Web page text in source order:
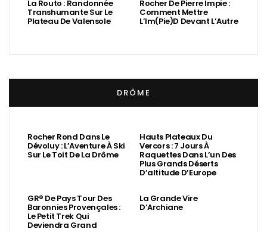
Tour Du Lac D’Esparron :
Un Trek Les Pieds Dans
Plateau De Valensole L’Im(Pie)d Devant L’Autre
DRÔME
Rocher Rond Dans Le
Dévoluy : L’Aventure À Ski
Sur Le Toit De La Drôme
Hauts Plateaux Du
Vercors : 7 Jours À
Raquettes Dans L’un Des